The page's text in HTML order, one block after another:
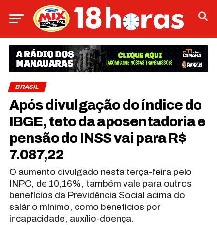
BRASIL
Após divulgação do índice do
IBGE, teto da aposentadoria e
pensão do INSS vai para R$
7.087,22
O aumento divulgado nesta terça-feira pelo
INPC, de 10,16%, também vale para outros
benefícios da Previdência Social acima do
salário mínimo, como benefícios por
incapacidade, auxílio-doença.